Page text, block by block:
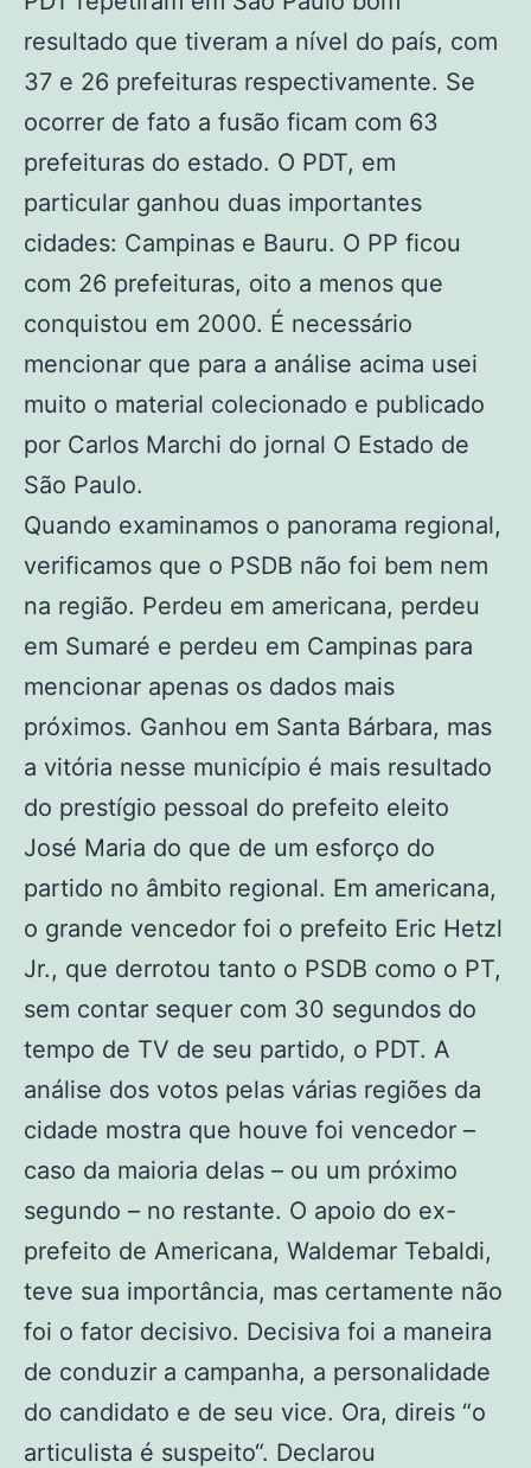
resultado que tiveram a nível do país, com
37 e 26 prefeituras respectivamente. Se
ocorrer de fato a fusão ficam com 63
prefeituras do estado. O PDT, em
particular ganhou duas importantes
cidades: Campinas e Bauru. O PP ficou
com 26 prefeituras, oito a menos que
conquistou em 2000. É necessário
mencionar que para a análise acima usei
muito o material colecionado e publicado
por Carlos Marchi do jornal O Estado de
São Paulo.
Quando examinamos o panorama regional,
verificamos que o PSDB não foi bem nem
na região. Perdeu em americana, perdeu
em Sumaré e perdeu em Campinas para
mencionar apenas os dados mais
próximos. Ganhou em Santa Bárbara, mas
a vitória nesse município é mais resultado
do prestígio pessoal do prefeito eleito
José Maria do que de um esforço do
partido no âmbito regional. Em americana,
o grande vencedor foi o prefeito Eric Hetzl
Jr., que derrotou tanto o PSDB como o PT,
sem contar sequer com 30 segundos do
tempo de TV de seu partido, o PDT. A
análise dos votos pelas várias regiões da
cidade mostra que houve foi vencedor –
caso da maioria delas – ou um próximo
segundo – no restante. O apoio do ex-
prefeito de Americana, Waldemar Tebaldi,
teve sua importância, mas certamente não
foi o fator decisivo. Decisiva foi a maneira
de conduzir a campanha, a personalidade
do candidato e de seu vice. Ora, direis “o
articulista é suspeito“. Declarou